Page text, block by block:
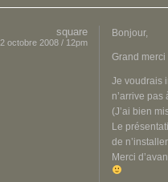
square
2 octobre 2008 / 12pm
Bonjour,
Grand merci
Je voudrais
n’arrive
(J’ai bien
Le
de
Merci